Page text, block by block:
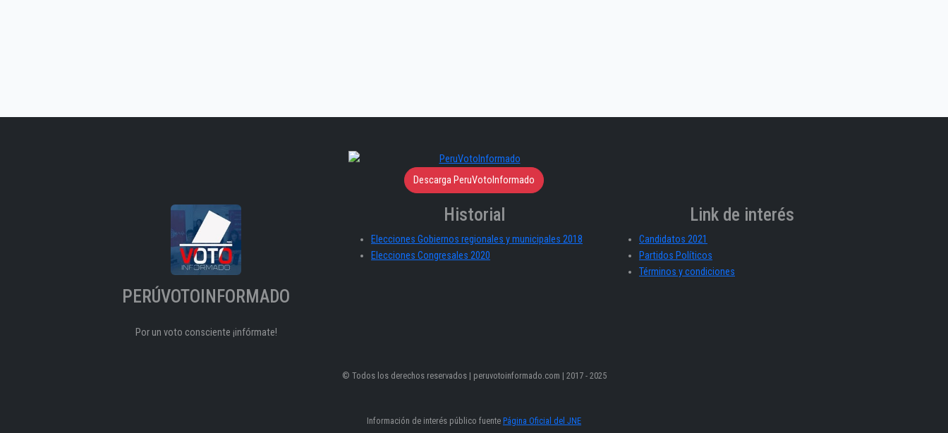
Descarga PeruVotoInformado
PERÚVOTOINFORMADO
Por un voto consciente ¡infórmate!
Historial
Elecciones Gobiernos regionales y municipales 2018
Elecciones Congresales 2020
Link de interés
Candidatos 2021
Partidos Políticos
Términos y condiciones
© Todos los derechos reservados | peruvotoinformado.com | 2017 - 2025
Información de interés público fuente Página Oficial del JNE